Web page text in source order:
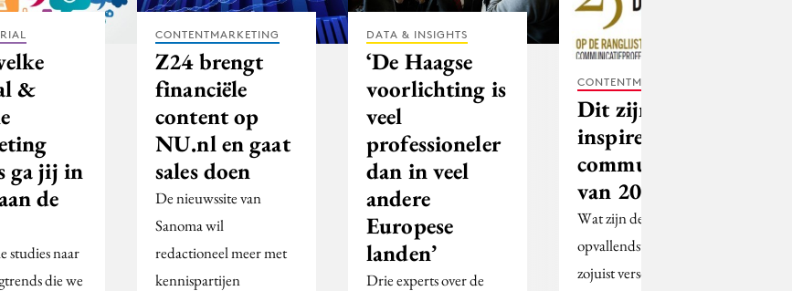
&
ga jij in
de
studies naar
die we
CONTENTMARKETING
Z24 brengt
financiële
content op
NU.nl en gaat
sales doen
De nieuwssite van
Sanoma wil
redactioneel meer met
kennispartijen
DATA & INSIGHTS
‘De Haagse
voorlichting is
veel
professioneler
dan in veel
andere
Europese
landen’
Drie experts over de
CONTENTMARKETING
Dit zijn de 25 meest
inspirerende
van 2016
Wat zijn de nieuwe namen en
opvallendste verschuivingen in de
zojuist verschenen PR Top 25?